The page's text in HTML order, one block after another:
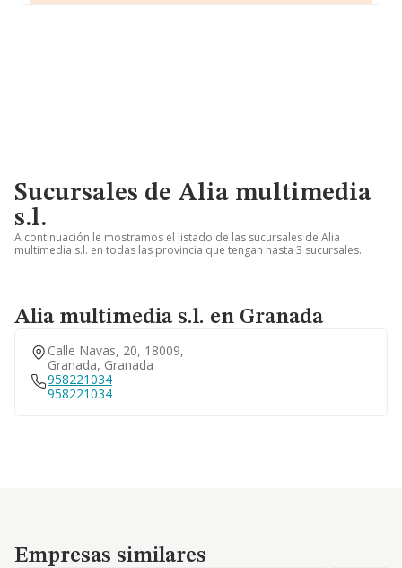
Sucursales de Alia multimedia
s.l.
A continuación le mostramos el listado de las sucursales de Alia
multimedia s.l. en todas las provincia que tengan hasta 3 sucursales.
Alia multimedia s.l. en Granada
Calle Navas, 20, 18009,
Granada, Granada
958221034
958221034
Empresas similares
Empresas similares